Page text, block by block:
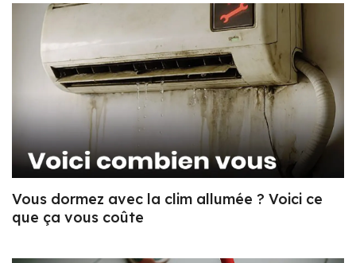
Vous dormez avec la clim allumée ? Voici ce
que ça vous coûte